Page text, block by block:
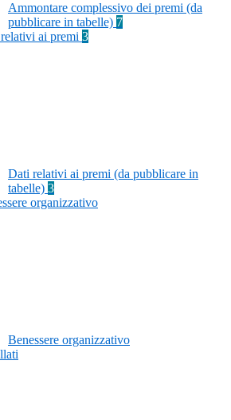
Ammontare complessivo dei premi (da
pubblicare in tabelle) 7
ai premi 3
Dati relativi ai premi (da pubblicare in
tabelle) 3
organizzativo
Benessere organizzativo